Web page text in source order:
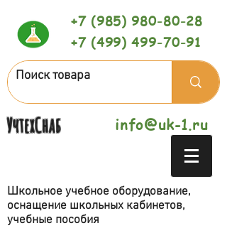
+7 (985) 980-80-28
+7 (499) 499-70-91
УчтехСнаб info@uk-1.ru
Школьное учебное оборудование,
оснащение школьных кабинетов,
учебные пособия